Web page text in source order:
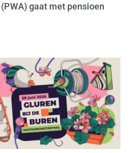
gaat met pensioen